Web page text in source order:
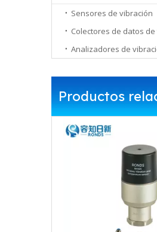
Sensores de vibración
Colectores de datos
Productos